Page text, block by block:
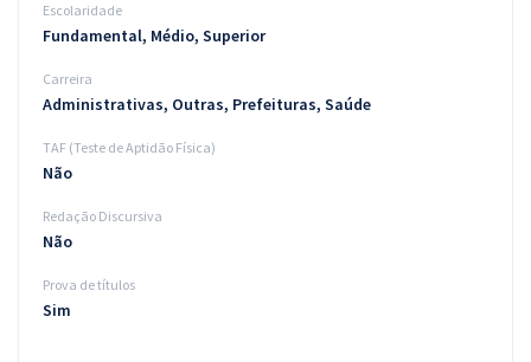
Escolaridade
Fundamental, Médio, Superior
Carreira
Administrativas, Outras, Prefeituras, Saúde
TAF (Teste de Aptidão Física)
Não
Redação Discursiva
Não
Prova de títulos
Sim